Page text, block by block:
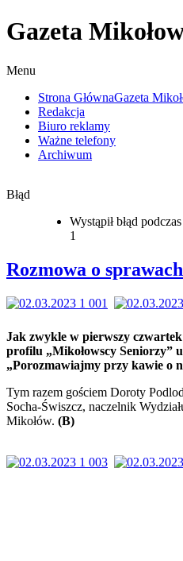
Gazeta
Menu
Strona GłównaGazeta
Redakcja
Biuro reklamy
Ważne telefony
Archiwum
Błąd
Wystąpił błąd
1
Rozmowa o
Jak zwykle w pierwszy
profilu „Mikołowscy Seniorzy”
„Porozmawiajmy przy kawie o
Tym razem gościem Doroty
Socha-Świszcz, naczelnik
Mikołów. (B)